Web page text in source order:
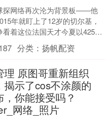
探网络再次沦为背景板——他
年就盯上了12岁的切尔基，
看着这位法国天才今夏以4250
奔曼城，本赛季44场10球13助
....
分类：扬帆配资
理 原图哥重新组织
揭示了cos不涂颜的
，你能接受吗？
网络_照片